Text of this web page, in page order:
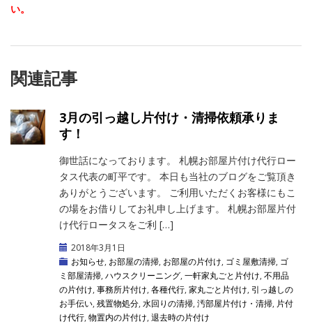
い。
関連記事
3月の引っ越し片付け・清掃依頼承りま
す！
御世話になっております。 札幌お部屋片付け代行ロー
タス代表の町平です。 本日も当社のブログをご覧頂き
ありがとうございます。 ご利用いただくお客様にもこ
の場をお借りしてお礼申し上げます。 札幌お部屋片付
け代行ロータスをご利 […]
2018年3月1日
お知らせ, お部屋の清掃, お部屋の片付け, ゴミ屋敷清掃, ゴ
ミ部屋清掃, ハウスクリーニング, 一軒家丸ごと片付け, 不用品
の片付け, 事務所片付け, 各種代行, 家丸ごと片付け, 引っ越しの
お手伝い, 残置物処分, 水回りの清掃, 汚部屋片付け・清掃, 片付
け代行, 物置内の片付け, 退去時の片付け